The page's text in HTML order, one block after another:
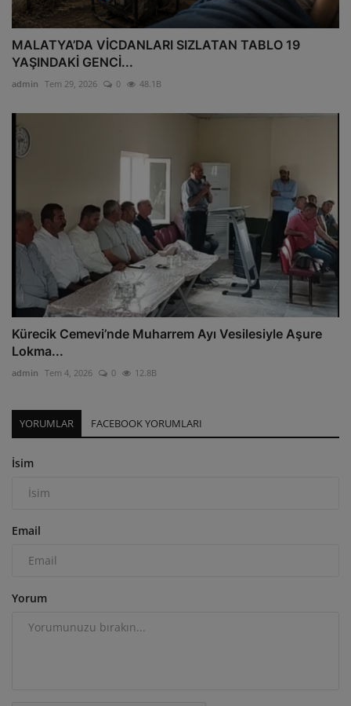
MALATYA’DA VİCDANLARI SIZLATAN TABLO 19
YAŞINDAKİ GENCİ...
admin Tem 29, 2026 0 48.1B
Kürecik Cemevi’nde Muharrem Ayı Vesilesiyle Aşure
Lokma...
admin Tem 4, 2026 0 12.8B
YORUMLAR FACEBOOK YORUMLARI
İsim
Email
Yorum